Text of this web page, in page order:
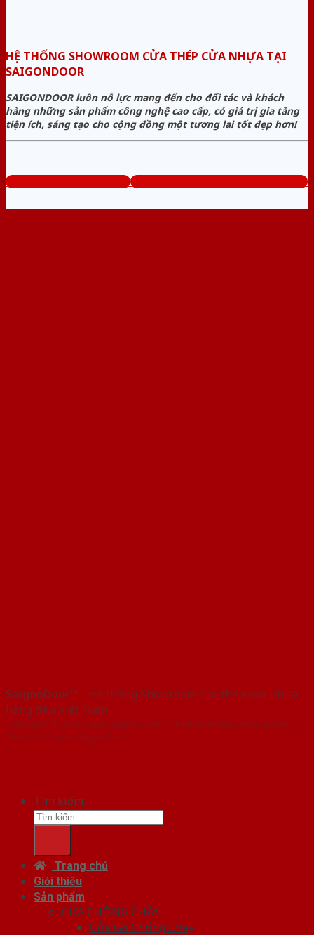
HỆ THỐNG SHOWROOM CỬA THÉP CỬA NHỰA TẠI
SAIGONDOOR
SAIGONDOOR luôn nỗ lực mang đến cho đối tác và khách
hàng những sản phẩm công nghệ cao cấp, có giá trị gia tăng
tiện ích, sáng tạo cho cộng đồng một tương lai tốt đẹp hơn!
www.cuathepcuanhua.com Tổng đài tư vấn miễn phí: 0824.400.400
SaigonDoor™ - Hệ thống Showroom cửa thép cửa nhựa
hàng đầu Việt Nam
Copyright ⓒ 2016 – 2026 SaigonDoor™ - www.cuathepcuanhua.com |
Đơn vị chủ quản SaigonDoor
Tìm kiếm:
Trang chủ
Giới thiệu
Sản phẩm
CỬA CHỐNG CHÁY
Cửa Gỗ Chống Cháy